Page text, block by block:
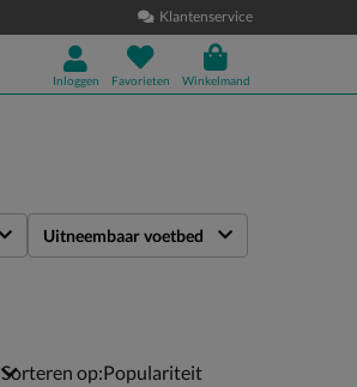
Klantenservice
Inloggen Favorieten Winkelmand
Uitneembaar voetbed
Sorteren op: